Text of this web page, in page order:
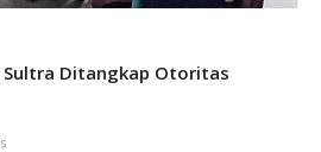
Sultra Ditangkap Otoritas